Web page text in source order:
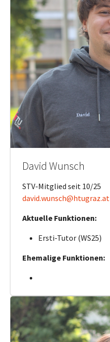
David Wunsch
STV-Mitglied seit 10/25
david.wunsch@htugraz.at
Aktuelle Funktionen:
Ersti-Tutor (WS25)
Ehemalige Funktionen: